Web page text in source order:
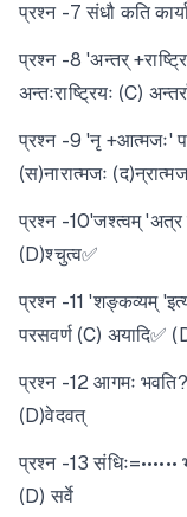
प्रश्न -7 संधौ कति
प्रश्न -8 'अन्तर्
अन्तःराष्ट्रियः (C)
प्रश्न -9 'नृ +आत्मजः'
(स)नारात्मजः (द)न्रात्मज
प्रश्न -10'जश्त्वम् 'अत्र
(D)श्चुत्व✅
प्रश्न -11 'शङ्कव्यम्
परसवर्ण (C) अयादि✅
प्रश्न -12 आगमः
(D)वेदवत्
प्रश्न -13
(D) सर्वे